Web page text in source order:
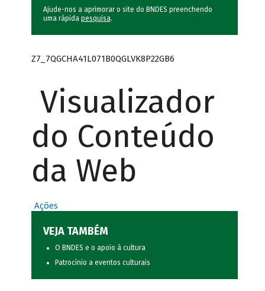
Ajude-nos a aprimorar o site do BNDES preenchendo
uma rápida pesquisa.
Z7_7QGCHA41L071B0QGLVK8P22GB6
Visualizador
do Conteúdo
da Web
Ações
VEJA TAMBÉM
O BNDES e o apoio à cultura
Patrocínio a eventos culturais